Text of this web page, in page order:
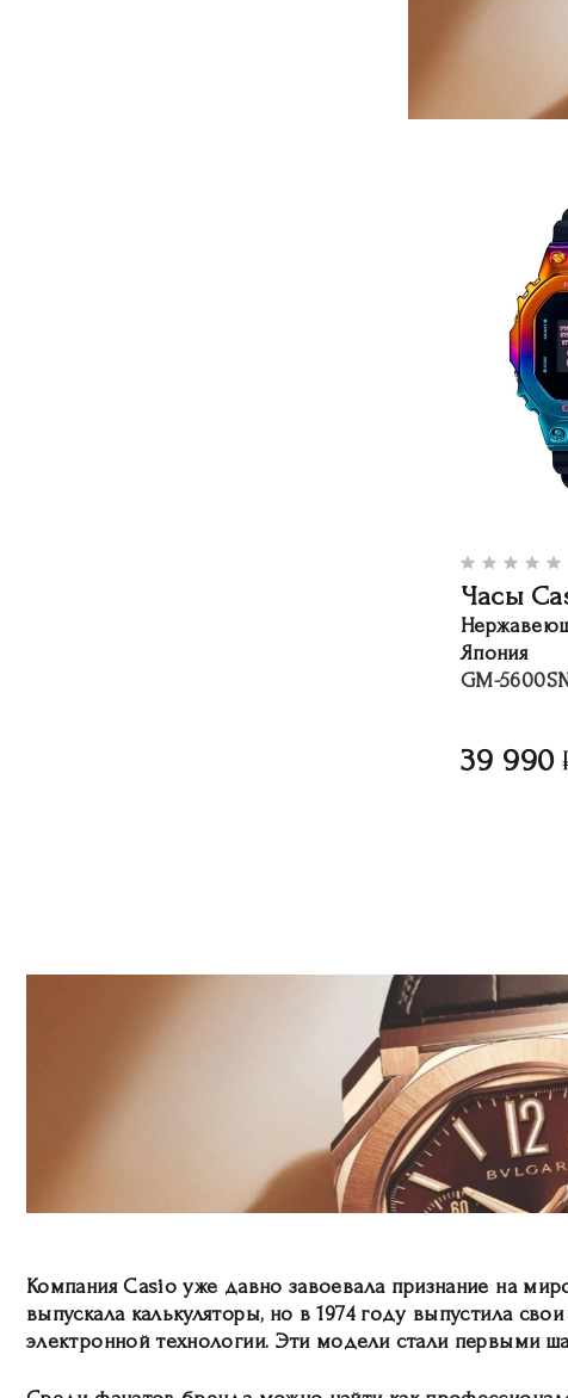
Часы
Япония
GM-
39 990
Компания Casio уже давно завоевала признание на
выпускала калькуляторы, но в 1974 году выпустила
электронной технологии. Эти модели стали первыми